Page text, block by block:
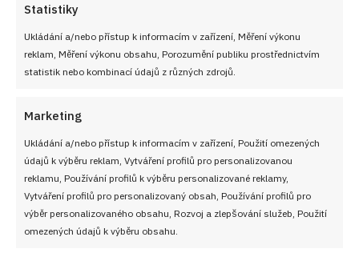
Statistiky
Ukládání a/nebo přístup k informacím v zařízení, Měření výkonu
reklam, Měření výkonu obsahu, Porozumění publiku prostřednictvím
statistik nebo kombinací údajů z různých zdrojů.
Marketing
Ukládání a/nebo přístup k informacím v zařízení, Použití omezených
údajů k výběru reklam, Vytváření profilů pro personalizovanou
reklamu, Používání profilů k výběru personalizované reklamy,
Vytváření profilů pro personalizovaný obsah, Používání profilů pro
výběr personalizovaného obsahu, Rozvoj a zlepšování služeb, Použití
omezených údajů k výběru obsahu.
PŘEDCHOZÍ RECEPT
Tropické potěšení:
Kokosovo – ananasová
DALŠÍ RECEPT
Tiramisu roláda s
malinami: Klasický italský
VYZKOUŠEJTE TAKÉ